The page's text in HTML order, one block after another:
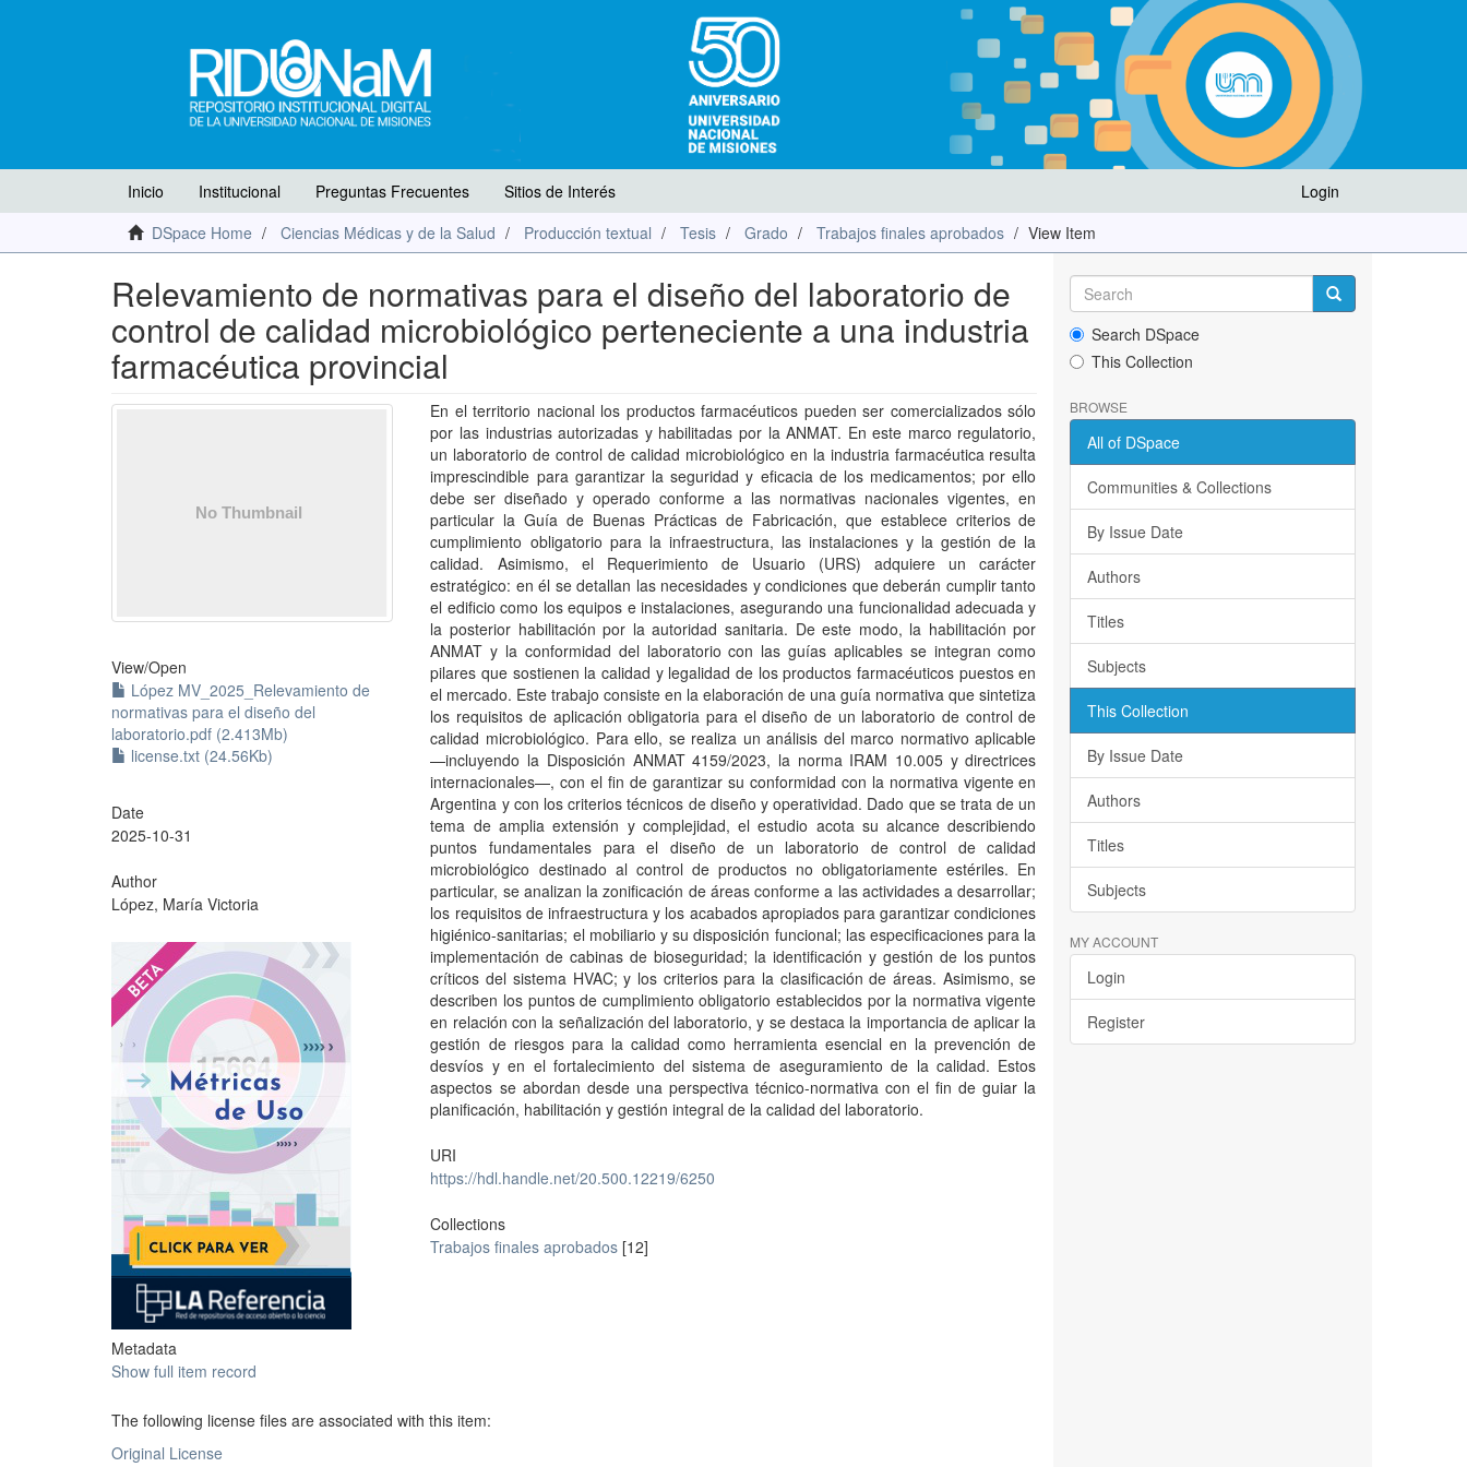
Login
Inicio Institucional Preguntas Frecuentes
Sitios de Interés
DSpace Home
Ciencias Médicas y de la Salud Producción textual Tesis Grado Trabajos finales aprobados View Item
Relevamiento de normativas para el diseño del laboratorio de
control de calidad microbiológico perteneciente a una industria
farmacéutica provincial
View/Open
López MV_2025_Relevamiento de
normativas para el diseño del
laboratorio.pdf (2.413Mb)
license.txt (24.56Kb)
Date
2025-10-31
Author
López, María Victoria
?
Metadata
Show full item record
En el territorio nacional los productos farmacéuticos pueden ser comercializados sólo
por las industrias autorizadas y habilitadas por la ANMAT. En este marco regulatorio,
un laboratorio de control de calidad microbiológico en la industria farmacéutica resulta
imprescindible para garantizar la seguridad y eficacia de los medicamentos; por ello
debe ser diseñado y operado conforme a las normativas nacionales vigentes, en
particular la Guía de Buenas Prácticas de Fabricación, que establece criterios de
cumplimiento obligatorio para la infraestructura, las instalaciones y la gestión de la
calidad. Asimismo, el Requerimiento de Usuario (URS) adquiere un carácter
estratégico: en él se detallan las necesidades y condiciones que deberán cumplir tanto
el edificio como los equipos e instalaciones, asegurando una funcionalidad adecuada y
la posterior habilitación por la autoridad sanitaria. De este modo, la habilitación por
ANMAT y la conformidad del laboratorio con las guías aplicables se integran como
pilares que sostienen la calidad y legalidad de los productos farmacéuticos puestos en
el mercado. Este trabajo consiste en la elaboración de una guía normativa que sintetiza
los requisitos de aplicación obligatoria para el diseño de un laboratorio de control de
calidad microbiológico. Para ello, se realiza un análisis del marco normativo aplicable
—incluyendo la Disposición ANMAT 4159/2023, la norma IRAM 10.005 y directrices
internacionales—, con el fin de garantizar su conformidad con la normativa vigente en
Argentina y con los criterios técnicos de diseño y operatividad. Dado que se trata de un
tema de amplia extensión y complejidad, el estudio acota su alcance describiendo
puntos fundamentales para el diseño de un laboratorio de control de calidad
microbiológico destinado al control de productos no obligatoriamente estériles. En
particular, se analizan la zonificación de áreas conforme a las actividades a desarrollar;
los requisitos de infraestructura y los acabados apropiados para garantizar condiciones
higiénico-sanitarias; el mobiliario y su disposición funcional; las especificaciones para la
implementación de cabinas de bioseguridad; la identificación y gestión de los puntos
críticos del sistema HVAC; y los criterios para la clasificación de áreas. Asimismo, se
describen los puntos de cumplimiento obligatorio establecidos por la normativa vigente
en relación con la señalización del laboratorio, y se destaca la importancia de aplicar la
gestión de riesgos para la calidad como herramienta esencial en la prevención de
desvíos y en el fortalecimiento del sistema de aseguramiento de la calidad. Estos
aspectos se abordan desde una perspectiva técnico-normativa con el fin de guiar la
planificación, habilitación y gestión integral de la calidad del laboratorio.
URI
https://hdl.handle.net/20.500.12219/6250
Collections
Trabajos finales aprobados [12]
The following license files are associated with this item:
Original License
Search DSpace
This Collection
BROWSE
All of DSpace
Communities & Collections
By Issue Date
Authors
Titles
Subjects
This Collection
By Issue Date
Authors
Titles
Subjects
MY ACCOUNT
Login
Register